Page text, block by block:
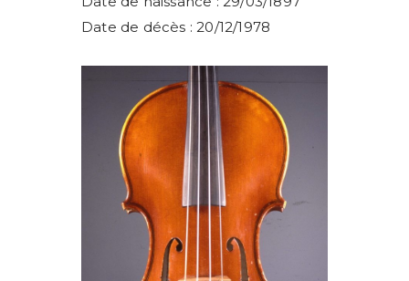
Date de décès : 20/12/1978